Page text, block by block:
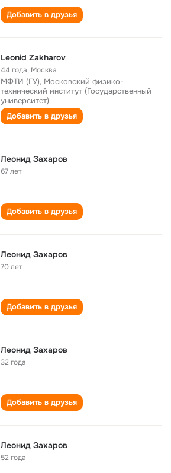
Добавить в друзья
Leonid Zakharov
44 года, Москва
МФТИ (ГУ), Московский физико-
технический институт (Государственный
университет)
Добавить в друзья
Леонид Захаров
67 лет
Добавить в друзья
Леонид Захаров
70 лет
Добавить в друзья
Леонид Захаров
32 года
Добавить в друзья
Леонид Захаров
52 года